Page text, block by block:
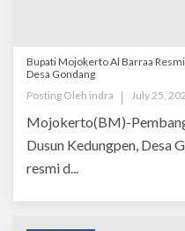
Bupati Mojokerto Al Barraa
Desa Gondang
Posting Oleh indra July 25,
Mojokerto(BM)-
Dusun Kedungpen, Desa
resmi d...